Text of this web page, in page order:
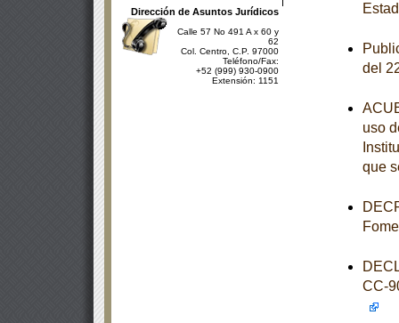
Dirección de Asuntos Jurídicos
Calle 57 No 491 A x 60 y
62
Col. Centro, C.P. 97000
Teléfono/Fax:
+52 (999) 930-0900
Extensión: 1151
del
uso
que
CC-